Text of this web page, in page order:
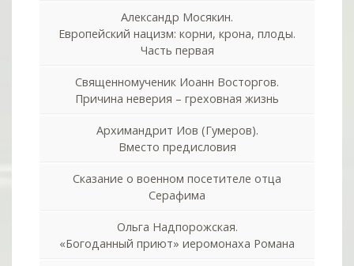
Александр Мосякин.
Европейский нацизм: корни, крона, плоды.
Часть первая
Священномученик Иоанн Восторгов.
Причина неверия – греховная жизнь
Архимандрит Иов (Гумеров).
Вместо предисловия
Сказание о военном посетителе отца
Серафима
Ольга Надпорожская.
«Богоданный приют» иеромонаха Романа